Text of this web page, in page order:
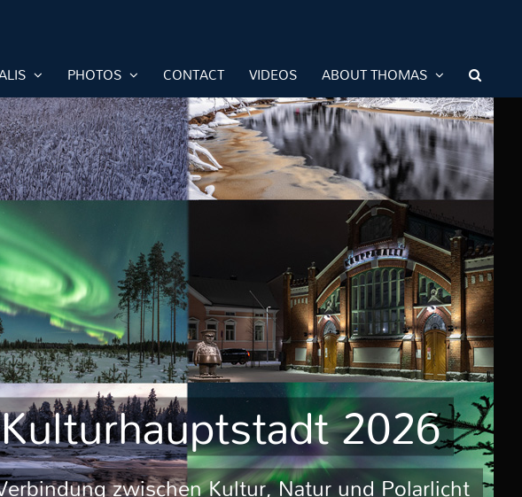
PHOTOS CONTACT VIDEOS ABOUT THOMAS
2026
zwischen Kultur, Natur und Polarlicht